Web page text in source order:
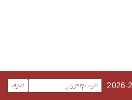
اشترك